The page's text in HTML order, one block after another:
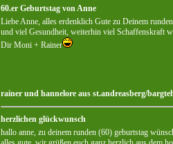
60.er Geburtstag von Anne
Liebe Anne, alles erdenklich Gute zu Deinem
und viel Gesundheit, weiterhin viel Schaffenskraft
Dir Moni + Rainer
rainer und hannelore aus st.andreasberg/
herzlichen glückwunsch
hallo anne, zu deinem runden (60) geburtstag